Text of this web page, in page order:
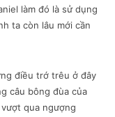
làm đó là sử dụng
ta còn lâu mới cần
điều trớ trêu ở đây
câu bông đùa của
qua ngượng